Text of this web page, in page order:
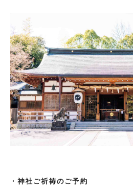
・神社ご祈祷のご予約